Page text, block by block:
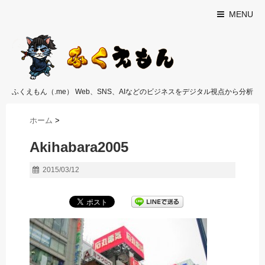
MENU
ふくえもん（.me） Web、SNS、AIなどのビジネスをデジタル視点から分析
ホーム >
Akihabara2005
2015/03/12